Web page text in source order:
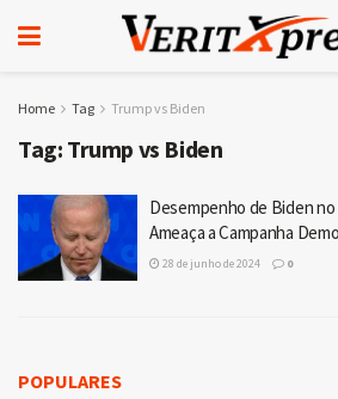
Home Tag Trump vs Biden
Tag: Trump vs Biden
Desempenho de Biden
Ameaça a Campanha
28 de junho de 2024 0
POPULARES